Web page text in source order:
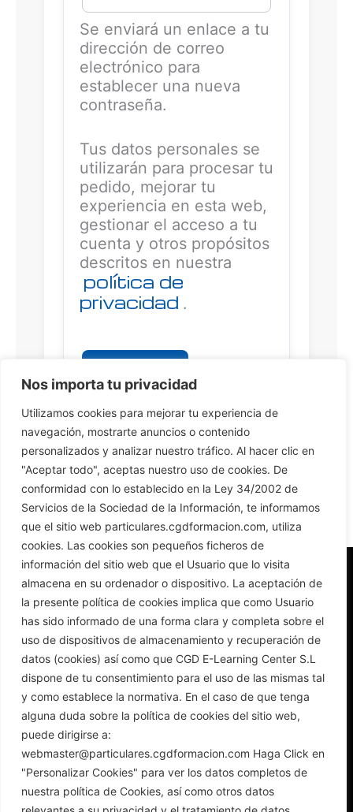
Nos importa tu privacidad
Utilizamos cookies para mejorar tu experiencia de
navegación, mostrarte anuncios o contenido
personalizados y analizar nuestro tráfico. Al hacer clic en
"Aceptar todo", aceptas nuestro uso de cookies. De
conformidad con lo establecido en la Ley 34/2002 de
Servicios de la Sociedad de la Información, te informamos
que el sitio web particulares.cgdformacion.com, utiliza
cookies. Las cookies son pequeños ficheros de
información del sitio web que el Usuario que lo visita
almacena en su ordenador o dispositivo. La aceptación de
la presente política de cookies implica que como Usuario
has sido informado de una forma clara y completa sobre el
uso de dispositivos de almacenamiento y recuperación de
datos (cookies) así como que CGD E-Learning Center S.L
dispone de tu consentimiento para el uso de las mismas tal
y como establece la normativa. En el caso de que tenga
alguna duda sobre la política de cookies del sitio web,
puede dirigirse a:
webmaster@particulares.cgdformacion.com Haga Click en
"Personalizar Cookies" para ver los datos completos de
nuestra política de Cookies, así como otros datos
Se enviará un enlace a tu
dirección de correo
electrónico para
establecer una nueva
contraseña.
Tus datos personales se
utilizarán para procesar tu
pedido, mejorar tu
experiencia en esta web,
gestionar el acceso a tu
cuenta y otros propósitos
descritos en nuestra
política de
privacidad .
l
t
e
r
n
a
t
i
v
e
:
plataformas@cgdformacion.com
+34 954 66 40 58 +34 954 66 40 58